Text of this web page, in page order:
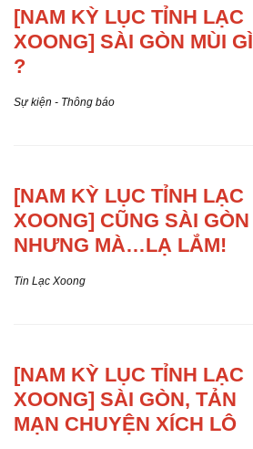
[NAM KỲ LỤC TỈNH LẠC
XOONG] SÀI GÒN MÙI GÌ
?
Sự kiện - Thông báo
[NAM KỲ LỤC TỈNH LẠC
XOONG] CŨNG SÀI GÒN
NHƯNG MÀ…LẠ LẮM!
Tin Lạc Xoong
[NAM KỲ LỤC TỈNH LẠC
XOONG] SÀI GÒN, TẢN
MẠN CHUYỆN XÍCH LÔ